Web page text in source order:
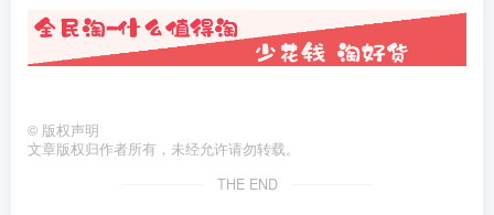
© 版权声明
文章版权归作者所有，未经允许请勿转载。
THE END